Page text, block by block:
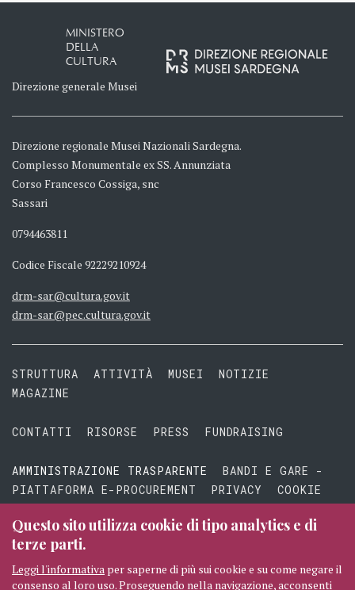
MINISTERO
DELLA
CULTURA
Direzione generale Musei
Direzione regionale Musei Nazionali Sardegna.
Complesso Monumentale ex SS. Annunziata
Corso Francesco Cossiga, snc
Sassari
0794463811
Codice Fiscale 92229210924
drm-sar@cultura.gov.it
drm-sar@pec.cultura.gov.it
STRUTTURA ATTIVITÀ MUSEI
NOTIZIE
MAGAZINE
CONTATTI RISORSE PRESS FUNDRAISING
AMMINISTRAZIONE TRASPARENTE
BANDI E GARE -
PIATTAFORMA E-PROCUREMENT
PRIVACY
COOKIE
TERMINI E CONDIZIONI
Questo sito utilizza cookie di tipo analytics e di
terze parti.
Leggi l'informativa per saperne di più sui cookie e su come negare il
consenso al loro uso. Proseguendo nella navigazione, acconsenti